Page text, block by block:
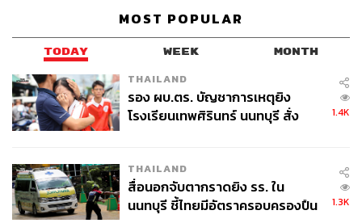
MOST POPULAR
TODAY WEEK MONTH
THAILAND
รอง ผบ.ตร. บัญชาการเหตุยิง
โรงเรียนเทพศิรินทร์ นนทบุรี สั่ง
1.4K
THAILAND
สื่อนอกจับตากราดยิง รร. ใน
นนทบุรี ชี้ไทยมีอัตราครอบครองปืน
1.3K